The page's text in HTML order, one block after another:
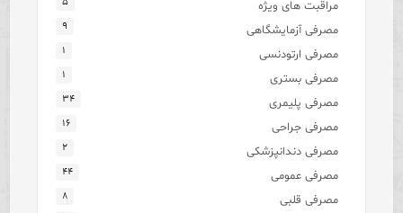
مراقبت های ویژه
مصرفی آزمایشگاهی ۹
مصرفی ارتودنسی ۱
مصرفی بستری ۱
مصرفی پلیمری ۳۴
مصرفی جراحی ۱۶
مصرفی دندانپزشکی ۲
مصرفی عمومی ۴۴
مصرفی قلبی ۸